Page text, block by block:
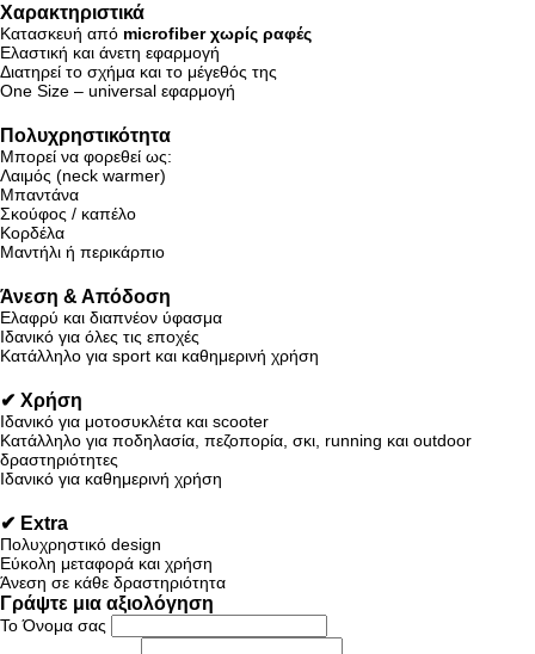
Χαρακτηριστικά
Κατασκευή από microfiber χωρίς ραφές
Ελαστική και άνετη εφαρμογή
Διατηρεί το σχήμα και το μέγεθός της
One Size – universal εφαρμογή
Πολυχρηστικότητα
Μπορεί να φορεθεί ως:
Λαιμός (neck warmer)
Μπαντάνα
Σκούφος / καπέλο
Κορδέλα
Μαντήλι ή περικάρπιο
Άνεση & Απόδοση
Ελαφρύ και διαπνέον ύφασμα
Ιδανικό για όλες τις εποχές
Κατάλληλο για sport και καθημερινή χρήση
✔ Χρήση
Ιδανικό για μοτοσυκλέτα και scooter
Κατάλληλο για ποδηλασία, πεζοπορία, σκι, running και outdoor
δραστηριότητες
Ιδανικό για καθημερινή χρήση
✔ Extra
Πολυχρηστικό design
Εύκολη μεταφορά και χρήση
Άνεση σε κάθε δραστηριότητα
Γράψτε μια αξιολόγηση
Το Όνομα σας